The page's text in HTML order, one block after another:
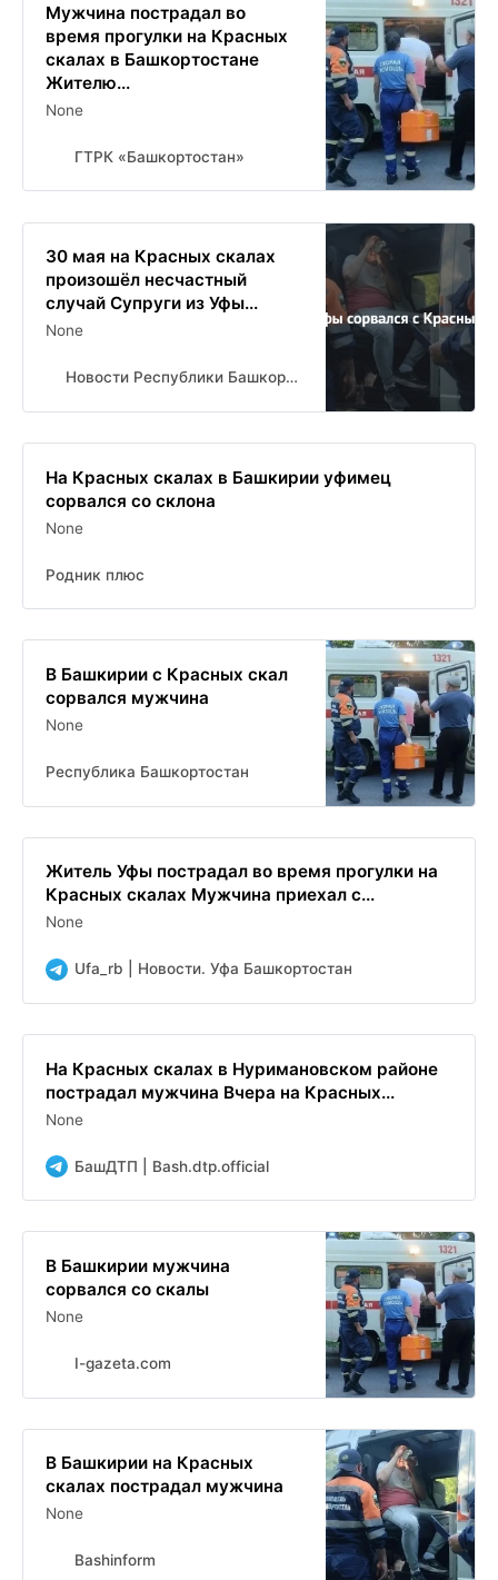
Мужчина пострадал во
время прогулки на Красных
скалах в Башкортостане
Жителю...
None
ГТРК «Башкортостан»
30 мая на Красных скалах
произошёл несчастный
случай Супруги из Уфы...
None
Новости Республики Башкортостан и Уфы ( БСТ )
На Красных скалах в Башкирии уфимец
сорвался со склона
None
Родник плюс
В Башкирии с Красных скал
сорвался мужчина
None
Республика Башкортостан
Житель Уфы пострадал во время прогулки на
Красных скалах Мужчина приехал с...
None
Ufa_rb | Новости. Уфа Башкортостан
На Красных скалах в Нуримановском районе
пострадал мужчина Вчера на Красных...
None
БашДТП | Bash.dtp.official
В Башкирии мужчина
сорвался со скалы
None
I-gazeta.com
В Башкирии на Красных
скалах пострадал мужчина
None
Bashinform